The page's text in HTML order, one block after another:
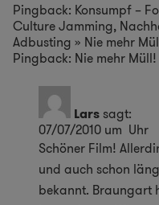
Pingback: Konsumpf –
Culture Jamming,
Adbusting » Nie mehr
Pingback: Nie mehr
Larssagt:
07/07/2010 um Uhr
Schöner Film!
und auch schon
bekannt. Braungart